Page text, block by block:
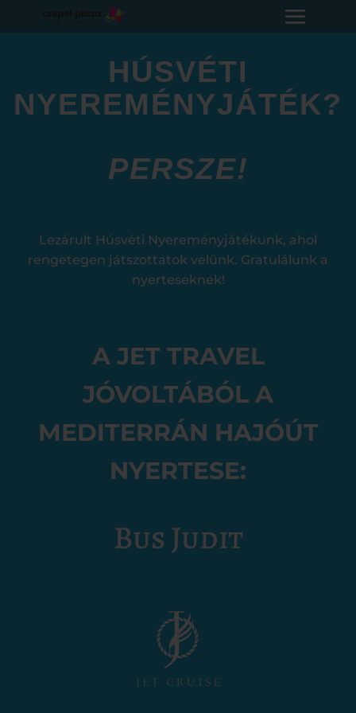
HÚSVÉTI
NYEREMÉNYJÁTÉK?
PERSZE!
Lezárult Húsvéti Nyereményjátékunk, ahol
rengetegen játszottatok velünk. Gratulálunk a
nyerteseknek!
A JET TRAVEL
JÓVOLTÁBÓL A
MEDITERRÁN HAJÓÚT
NYERTESE:
Bus Judit